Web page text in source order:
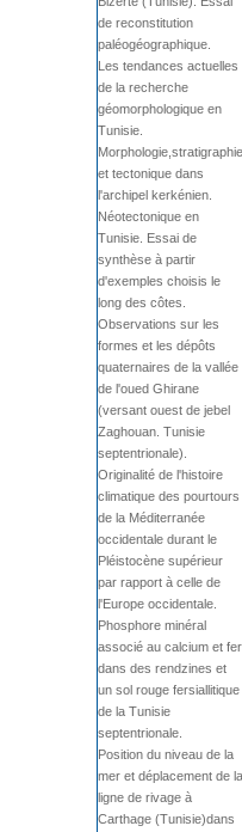
de reconstitution
paléogéographique.
Les tendances actuelles
de la recherche
géomorphologique en
Tunisie.
Morphologie,stratigraphie
et tectonique dans
l'archipel kerkénien.
Néotectonique en
Tunisie. Essai de
synthèse à partir
d'exemples choisis le
long des côtes.
Observations sur les
formes et les dépôts
quaternaires de la vallée
de l'oued Ghirane
(versant ouest de jebel
Zaghouan. Tunisie
septentrionale).
Originalité de l'histoire
climatique des pourtours
de la Méditerranée
occidentale durant le
Pléistocène supérieur
par rapport à celle de
l'Europe occidentale.
Phosphore minéral
associé au calcium et fer
dans des rendzines et
un sol rouge fersiallitique
de la Tunisie
septentrionale.
Position du niveau de la
mer et déplacement de la
ligne de rivage à
Carthage (Tunisie)dans